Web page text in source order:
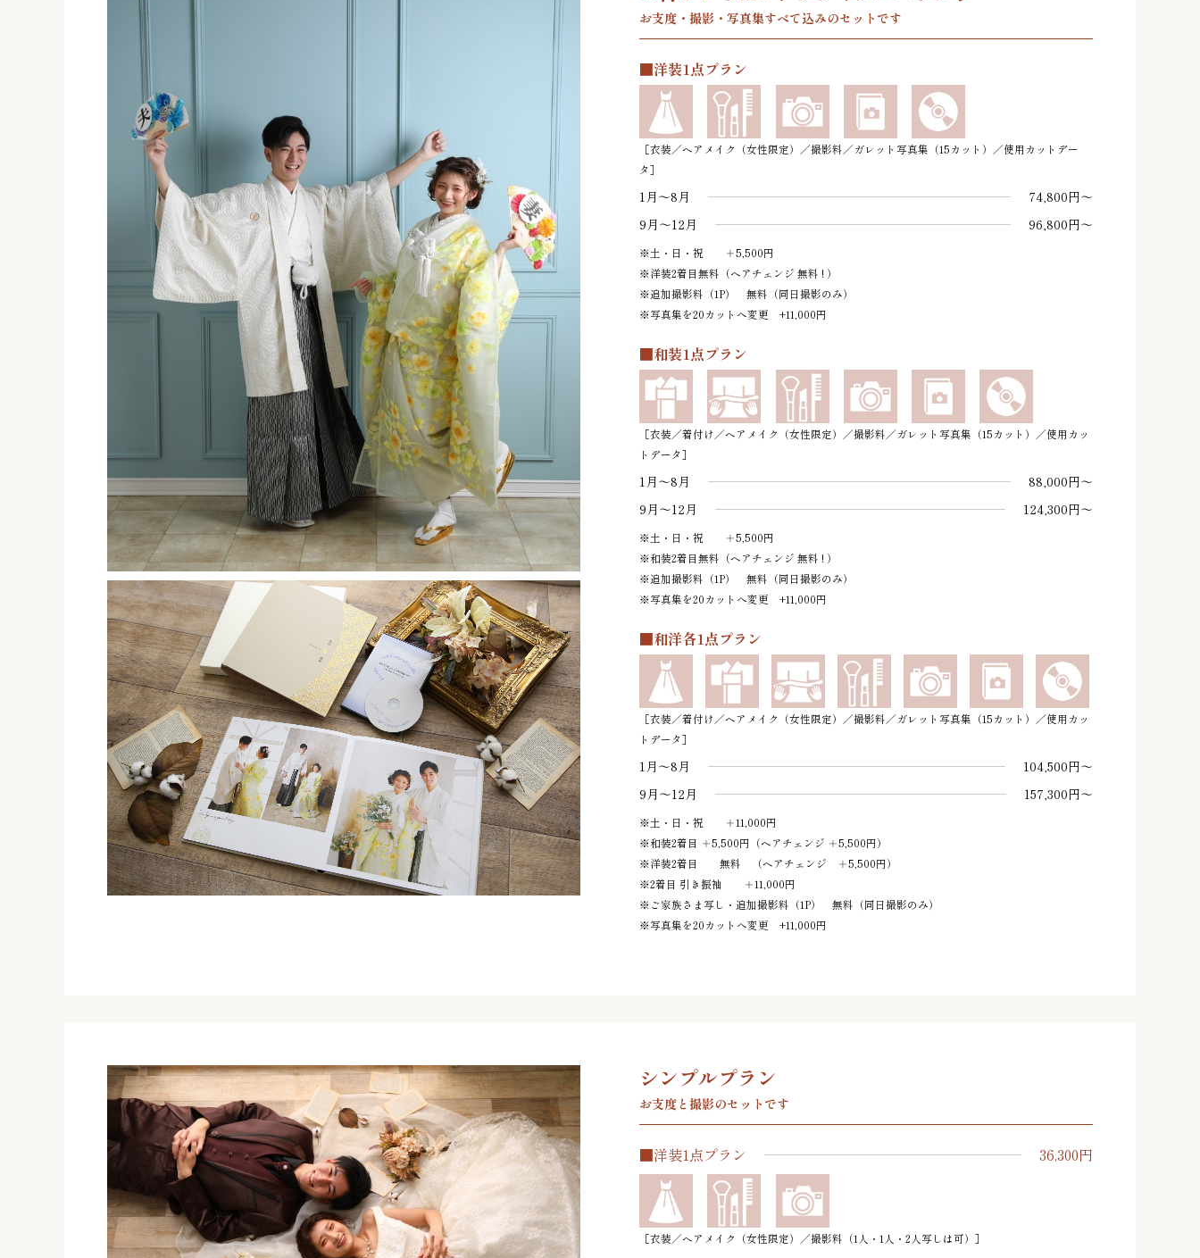
お支度・撮影・写真集すべて込みのセットです
■洋装1点プラン
［衣装／ヘアメイク（女性限定）／撮影料／ガレット写真集（15カット）／使用カットデー
タ］
1月～8月
74,800円～
9月～12月
96,800円～
※土・日・祝 ＋5,500円
※洋装2着目無料（ヘアチェンジ 無料 ! ）
※追加撮影料（1P） 無料（同日撮影のみ）
※写真集を20カットへ変更 +11,000円
■和装1点プラン
［衣装／着付け／ヘアメイク（女性限定）／撮影料／ガレット写真集（15カット）／使用カッ
トデータ］
1月～8月
88,000円～
9月～12月
124,300円～
※土・日・祝 ＋5,500円
※和装2着目無料（ヘアチェンジ 無料 ! ）
※追加撮影料（1P） 無料（同日撮影のみ）
※写真集を20カットへ変更 +11,000円
■和洋各1点プラン
［衣装／着付け／ヘアメイク（女性限定）／撮影料／ガレット写真集（15カット）／使用カッ
トデータ］
1月～8月
104,500円～
9月～12月
157,300円～
※土・日・祝 ＋11,000円
※和装2着目 ＋5,500円（ヘアチェンジ ＋5,500円）
※洋装2着目 無料 （ヘアチェンジ ＋5,500円）
※2着目 引き振袖 ＋11,000円
※ご家族さま写し・追加撮影料（1P） 無料（同日撮影のみ）
※写真集を20カットへ変更 +11,000円
シンプルプラン
お支度と撮影のセットです
■洋装1点プラン 36,300円
［衣装／ヘアメイク（女性限定）／撮影料（1人・1人・2人写しは可）］